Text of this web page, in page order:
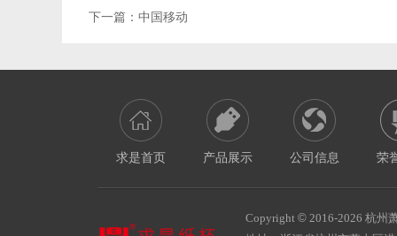
下一篇： 中国移动
求是首页 产品展示 公司信息 荣
Copyright © 2016-2026 杭州